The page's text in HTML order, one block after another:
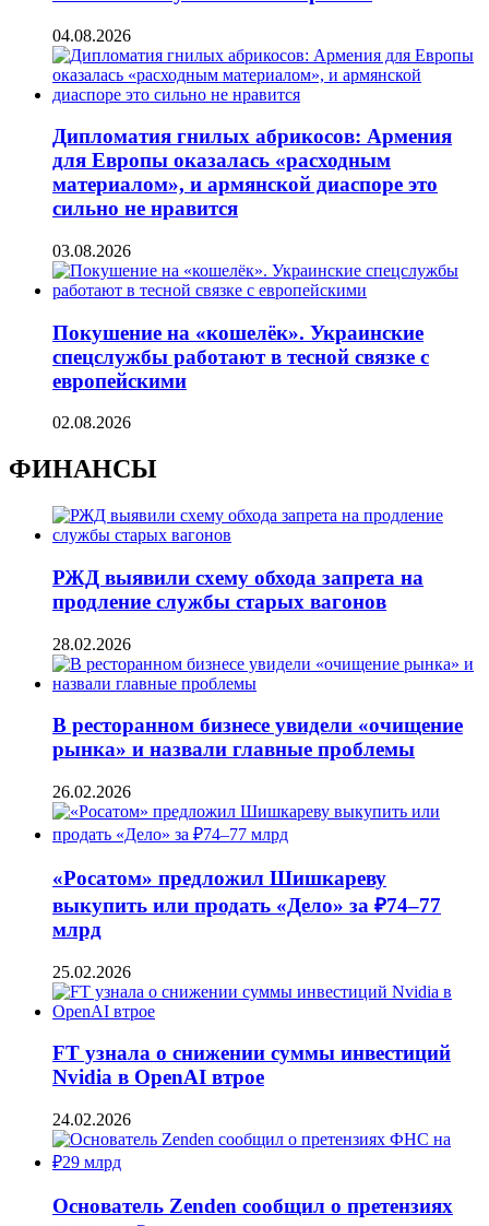
04.08.2026
Дипломатия гнилых абрикосов: Армения
для Европы оказалась «расходным
материалом», и армянской диаспоре это
сильно не нравится
03.08.2026
Покушение на «кошелёк». Украинские
спецслужбы работают в тесной связке с
европейскими
02.08.2026
ФИНАНСЫ
РЖД выявили схему обхода запрета на
продление службы старых вагонов
28.02.2026
В ресторанном бизнесе увидели «очищение
рынка» и назвали главные проблемы
26.02.2026
«Росатом» предложил Шишкареву
выкупить или продать «Дело» за ₽74–77
млрд
25.02.2026
FT узнала о снижении суммы инвестиций
Nvidia в OpenAI втрое
24.02.2026
Основатель Zenden сообщил о претензиях